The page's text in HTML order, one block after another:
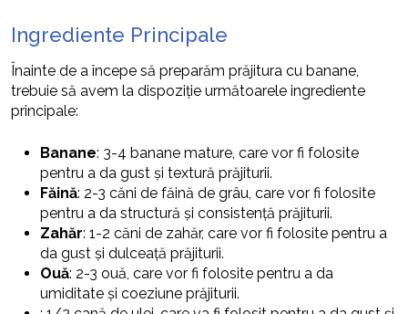
Ingrediente Principale
Înainte de a începe să preparăm prăjitura cu banane,
trebuie să avem la dispoziție următoarele ingrediente
principale:
Banane: 3-4 banane mature, care vor fi folosite
pentru a da gust și textură prăjiturii.
Făină: 2-3 căni de făină de grâu, care vor fi folosite
pentru a da structură și consistență prăjiturii.
Zahăr: 1-2 căni de zahăr, care vor fi folosite pentru a
da gust și dulceață prăjiturii.
Ouă: 2-3 ouă, care vor fi folosite pentru a da
umiditate și coeziune prăjiturii.